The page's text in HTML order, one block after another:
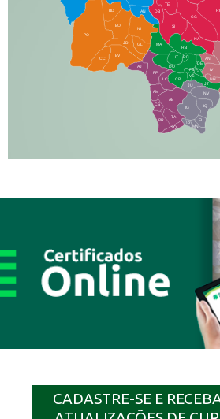
AN
CG
SI
NA
NH
JT
RB
MA
IT
DR
DO
CP
JU
NV
IQ
EL
BD
BO
NI
JD
PO
BV
CC
PP
AJ
LC
AM
AB
JP
DB
TE
CS
PR
TA
SQ
IG
MN
GL
AN
IV
FS
VC
GD
DE
CADASTRE-SE E